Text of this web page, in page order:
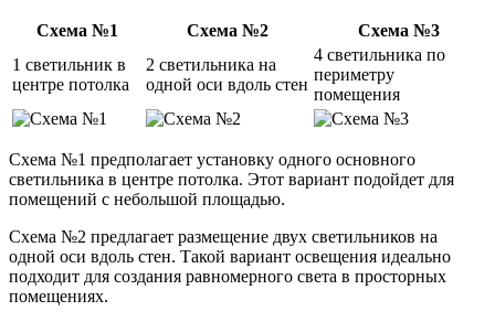
Схема №1 Схема №2
Схема №3
1 светильник в
центре потолка
2 светильника на
одной оси вдоль стен
4 светильника по
периметру
помещения
Схема №1 предполагает установку одного основного
светильника в центре потолка. Этот вариант подойдет для
помещений с небольшой площадью.
Схема №2 предлагает размещение двух светильников на
одной оси вдоль стен. Такой вариант освещения идеально
подходит для создания равномерного света в просторных
помещениях.